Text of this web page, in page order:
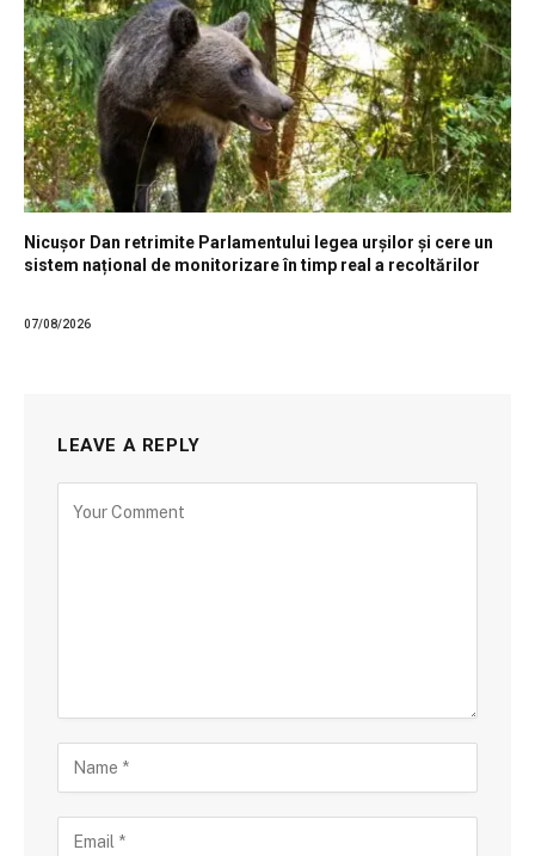
Nicușor Dan retrimite Parlamentului legea urșilor și cere un
sistem național de monitorizare în timp real a recoltărilor
07/08/2026
LEAVE A REPLY